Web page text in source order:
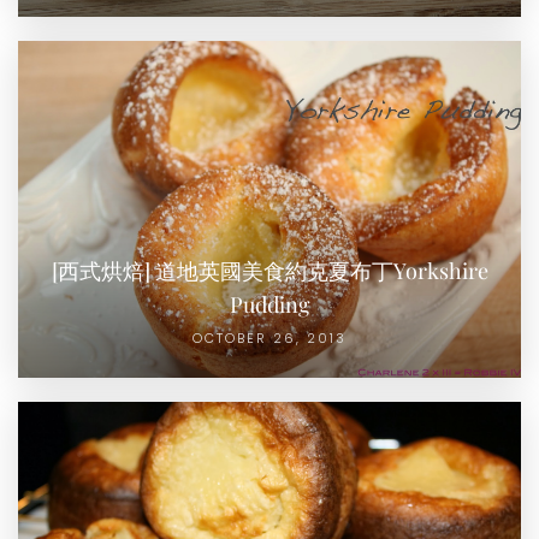
[西式烘焙] 道地英國美食約克夏布丁Yorkshire
Pudding
OCTOBER 26, 2013